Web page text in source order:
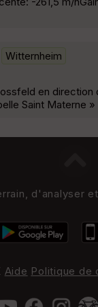
Witternheim
en
Saint Materne »
d'analyser
Aide Politique de